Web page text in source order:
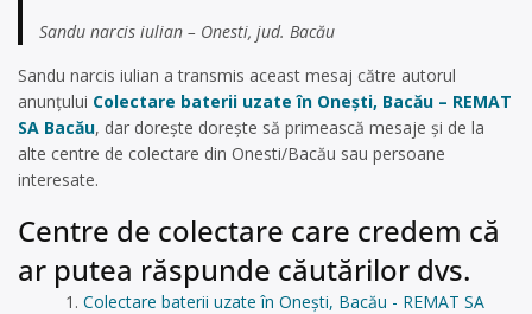
Sandu narcis iulian – Onesti, jud. Bacău
Sandu narcis iulian a transmis aceast mesaj către autorul
anunțului Colectare baterii uzate în Onești, Bacău – REMAT
SA Bacău, dar dorește dorește să primească mesaje și de la
alte centre de colectare din Onesti/Bacău sau persoane
interesate.
Centre de colectare care credem că
ar putea răspunde căutărilor dvs.
Colectare baterii uzate în Onești, Bacău - REMAT SA